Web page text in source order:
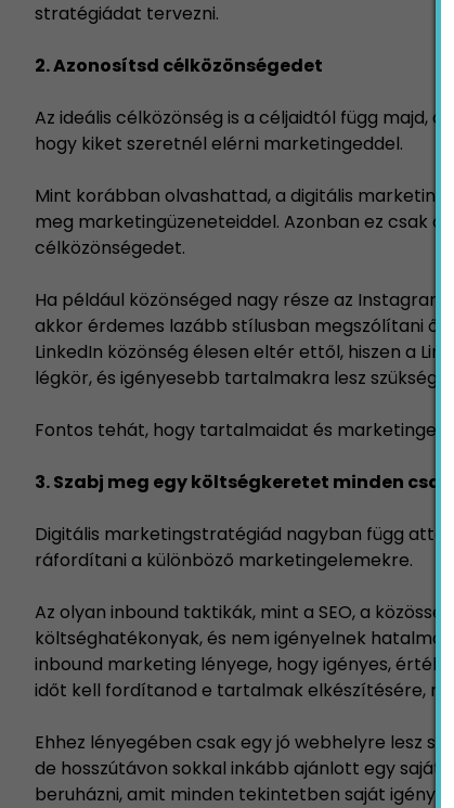
stratégiádat tervezni.
2. Azonosítsd célközönségedet
Az ideális célközönség is a céljaidtól függ majd,
hogy kiket szeretnél elérni marketingeddel.
Mint korábban olvashattad, a digitális marketing
meg marketingüzeneteiddel. Azonban ez csak
célközönségedet.
Ha például közönséged nagy része az
akkor érdemes lazább stílusban megszólítani
LinkedIn közönség élesen eltér ettől, hiszen a
légkör, és igényesebb tartalmakra lesz szükséged
Fontos tehát, hogy tartalmaidat és marketinged
3. Szabj meg egy költségkeretet minden
Digitális marketingstratégiád nagyban függ attól
ráfordítani a különböző marketingelemekre.
Az olyan inbound taktikák, mint a SEO, a
költséghatékonyak, és nem igényelnek
inbound marketing lényege, hogy igényes,
időt kell fordítanod e tartalmak elkészítésére,
Ehhez lényegében csak egy jó webhelyre lesz
de hosszútávon sokkal inkább ajánlott egy saját
beruházni, amit minden tekintetben saját